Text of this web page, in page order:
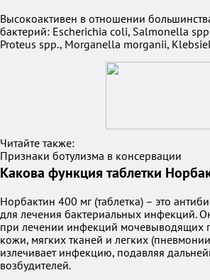
Высокоактивен в отношении
бактерий: Escherichia coli, Salmonella
Proteus spp., Morganella morganii,
Читайте также:
Признаки ботулизма в консервации
Какова функция таблетки
Норбактин 400 мг (таблетка) – это
для лечения бактериальных инфекций.
при лечении инфекций мочевыводящих
кожи, мягких тканей и легких
излечивает инфекцию, подавляя
возбудителей.